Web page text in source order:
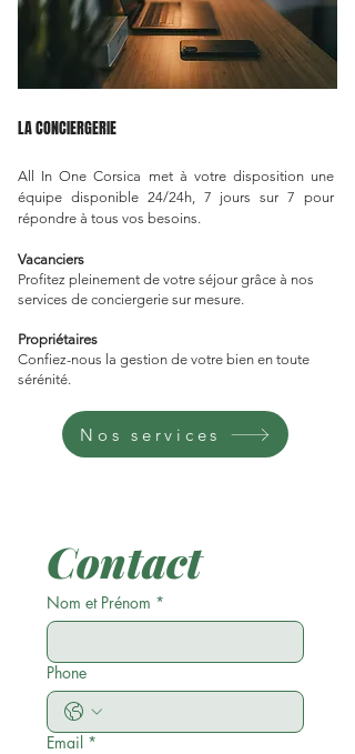
LA CONCIERGERIE
All In One Corsica met à votre disposition une
équipe disponible 24/24h, 7 jours sur 7 pour
répondre à tous vos besoins.
Vacanciers
Profitez pleinement de votre séjour grâce à nos
services de conciergerie sur mesure.
Propriétaires
Confiez-nous la gestion de votre bien en toute
sérénité.
Nos services
Contact
Nom et Prénom *
Phone
Email *